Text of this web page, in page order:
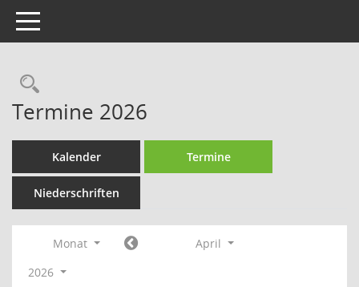
Toggle navigation
Rechercheauswahl
Termine 2026
Kalender Termine
Niederschriften
Monat
April
2026